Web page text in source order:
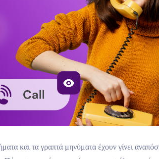
και τα γραπτά μηνύματα έχουν γίνει